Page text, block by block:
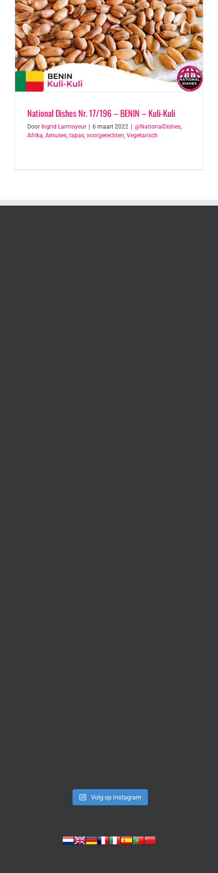
National Dishes Nr. 17/196 – BENIN – Kuli-Kuli
Door Ingrid Larmoyeur 6 maart 2022 @NationalDishes,
Afrika, Amuses, tapas, voorgerechten, Vegetarisch
Volg op Instagram